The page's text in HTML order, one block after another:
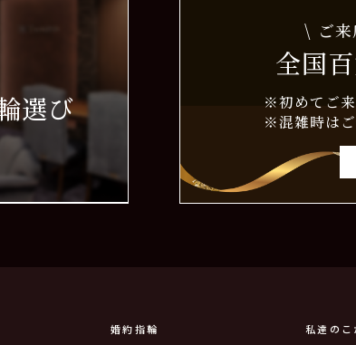
選び
\ ご来
全国
※初めてご
※混雑時は
婚約指輪 私達のこ